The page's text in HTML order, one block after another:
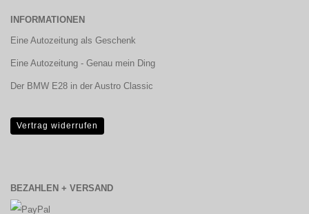
INFORMATIONEN
Eine Autozeitung als Geschenk
Eine Autozeitung - Genau mein Ding
Der BMW E28 in der Austro Classic
Vertrag widerrufen
BEZAHLEN + VERSAND